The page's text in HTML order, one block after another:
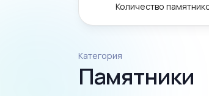
Количество
Категория
Памятники